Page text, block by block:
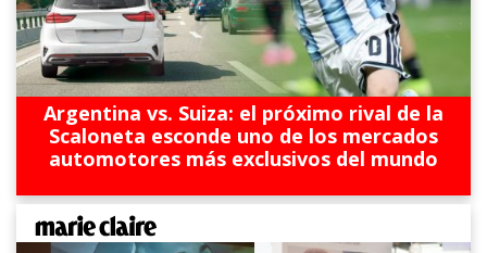
Argentina vs. Suiza: el próximo rival de la
Scaloneta esconde uno de los mercados
automotores más exclusivos del mundo